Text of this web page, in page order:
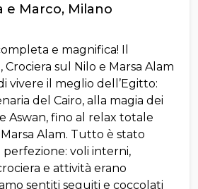
e Marco, Milano
e magnifica! Il
sul Nilo e Marsa Alam
vivere il meglio dell’Egitto:
del Cairo, alla magia dei
Aswan, fino al relax totale
Alam. Tutto è stato
voli interni,
e attività erano
sentiti seguiti e coccolati